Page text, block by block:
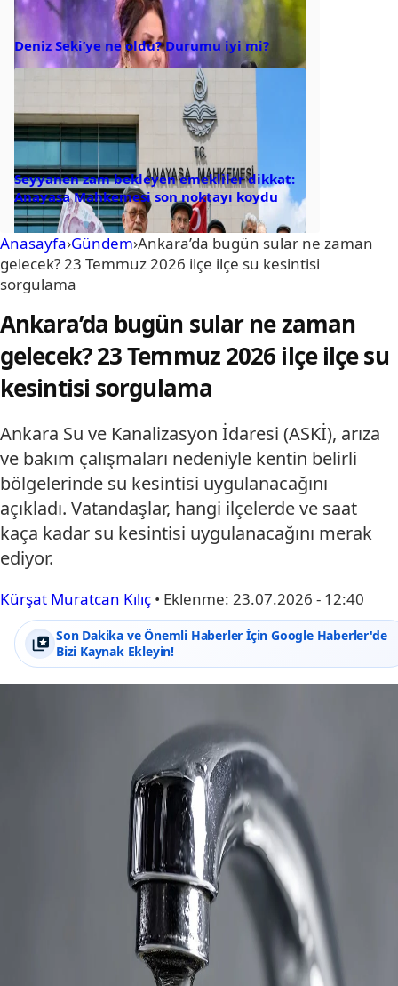
Deniz Seki’ye ne oldu? Durumu iyi mi?
Seyyanen zam bekleyen emekliler dikkat:
Anayasa Mahkemesi son noktayı koydu
Anasayfa›Gündem›Ankara’da bugün sular ne zaman
gelecek? 23 Temmuz 2026 ilçe ilçe su kesintisi
sorgulama
Ankara’da bugün sular ne zaman
gelecek? 23 Temmuz 2026 ilçe ilçe su
kesintisi sorgulama
Ankara Su ve Kanalizasyon İdaresi (ASKİ), arıza
ve bakım çalışmaları nedeniyle kentin belirli
bölgelerinde su kesintisi uygulanacağını
açıkladı. Vatandaşlar, hangi ilçelerde ve saat
kaça kadar su kesintisi uygulanacağını merak
ediyor.
Kürşat Muratcan Kılıç • Eklenme: 23.07.2026 - 12:40
Son Dakika ve Önemli Haberler İçin Google Haberler'de
Bizi Kaynak Ekleyin!